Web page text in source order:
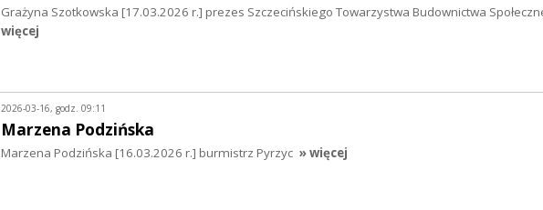
Grażyna Szotkowska [17.03.2026 r.] prezes Szczecińskiego Towarzystwa Budownictwa
więcej
2026-03-16, godz. 09:11
Marzena Podzińska
Marzena Podzińska [16.03.2026 r.] burmistrz Pyrzyc » więcej